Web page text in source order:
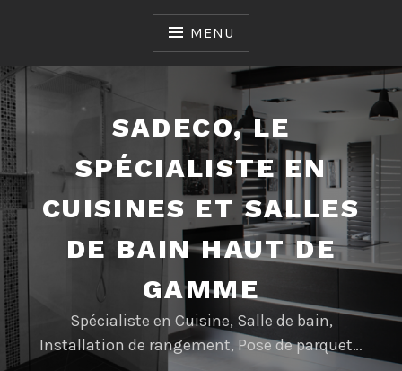
MENU
SADECO, LE
SPÉCIALISTE EN
CUISINES ET SALLES
DE BAIN HAUT DE
GAMME
Spécialiste en Cuisine, Salle de bain,
Installation de rangement, Pose de parquet…